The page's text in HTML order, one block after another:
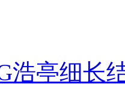
浩亭细长